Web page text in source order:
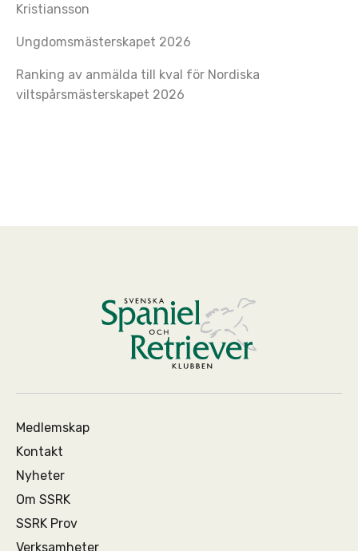
Kristiansson
Ungdomsmästerskapet 2026
Ranking av anmälda till kval för Nordiska
viltspårsmästerskapet 2026
Medlemskap
Kontakt
Nyheter
Om SSRK
SSRK Prov
Verksamheter